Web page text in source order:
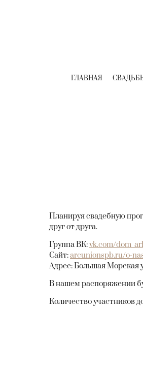
ГЛАВНАЯ
Планируя свадебную
друг от друга.⠀
Группа ВК:vk.com/
Сайт:arcunionspb.ru/o-
Адрес: Большая Морская
В нашем распоряжении
Количество участников